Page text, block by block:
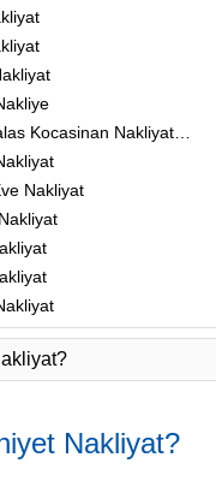
Kocasinan Nakliyat…
Nakliyat
Nakliyat?